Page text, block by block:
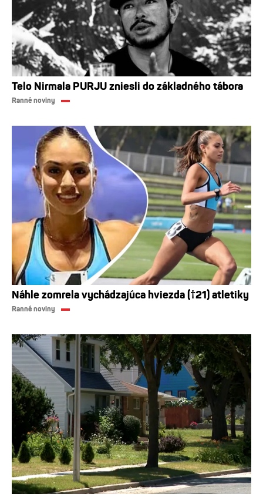
Telo Nirmala PURJU zniesli do základného tábora
Ranné noviny
Náhle zomrela vychádzajúca hviezda (†21) atletiky
Ranné noviny